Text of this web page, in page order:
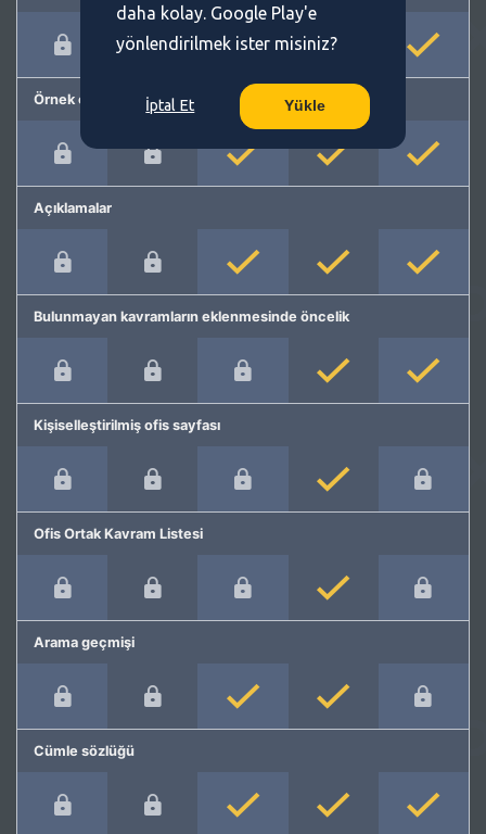
Örnek cümleler
Açıklamalar
Bulunmayan kavramların eklenmesinde öncelik
Kişiselleştirilmiş ofis sayfası
Ofis Ortak Kavram Listesi
Arama geçmişi
Cümle sözlüğü
daha kolay. Google Play'e
yönlendirilmek ister misiniz?
İptal Et Yükle